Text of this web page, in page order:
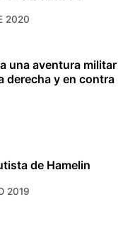
2020
una aventura militar
derecha y en contra
de Hamelin
2019